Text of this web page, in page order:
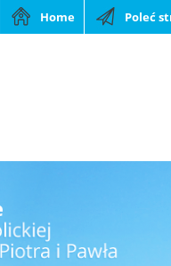
Poleć
Home